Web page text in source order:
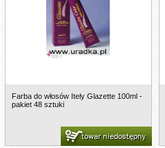
Farba do włosów Itely Glazette 100ml -
pakiet 48 sztuki
towar niedostępny